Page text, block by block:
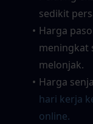
sedikit
Harga
meningkat
melonjak.
Harga
hari kerja
online.